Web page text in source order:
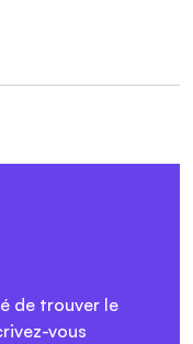
de trouver le
vous